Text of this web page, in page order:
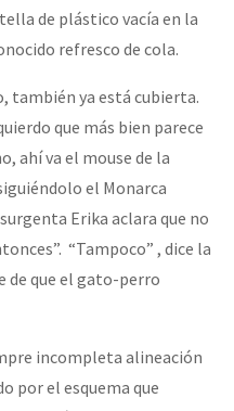
de plástico vacía en la
refresco de cola.
también ya está cubierta.
que más bien parece
ahí va el mouse de la
el Monarca
Erika aclara que no
“Tampoco” , dice la
de que el gato-perro
incompleta alineación
por el esquema que